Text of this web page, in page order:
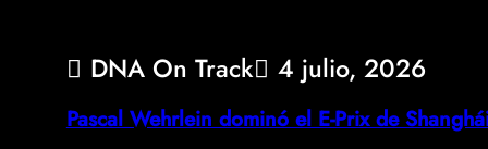
DNA On Track 4 julio, 2026
Pascal Wehrlein dominó el E-Prix de